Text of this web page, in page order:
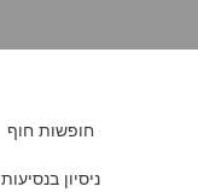
חופשות חוף
ניסיון בנסיעות